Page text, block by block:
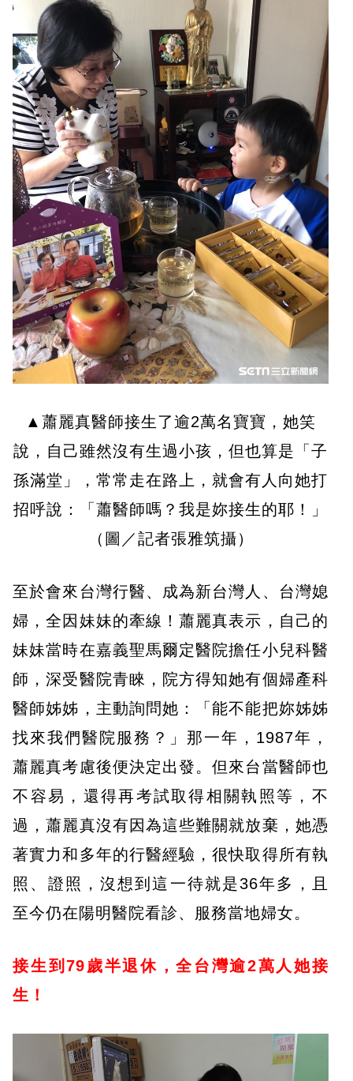
▲蕭麗真醫師接生了逾2萬名寶寶，她笑
說，自己雖然沒有生過小孩，但也算是「子
孫滿堂」，常常走在路上，就會有人向她打
招呼說：「蕭醫師嗎？我是妳接生的耶！」
（圖／記者張雅筑攝）
至於會來台灣行醫、成為新台灣人、台灣媳
婦，全因妹妹的牽線！蕭麗真表示，自己的
妹妹當時在嘉義聖馬爾定醫院擔任小兒科醫
師，深受醫院青睞，院方得知她有個婦產科
醫師姊姊，主動詢問她：「能不能把妳姊姊
找來我們醫院服務？」那一年，1987年，
蕭麗真考慮後便決定出發。但來台當醫師也
不容易，還得再考試取得相關執照等，不
過，蕭麗真沒有因為這些難關就放棄，她憑
著實力和多年的行醫經驗，很快取得所有執
照、證照，沒想到這一待就是36年多，且
至今仍在陽明醫院看診、服務當地婦女。
接生到79歲半退休，全台灣逾2萬人她接
生！